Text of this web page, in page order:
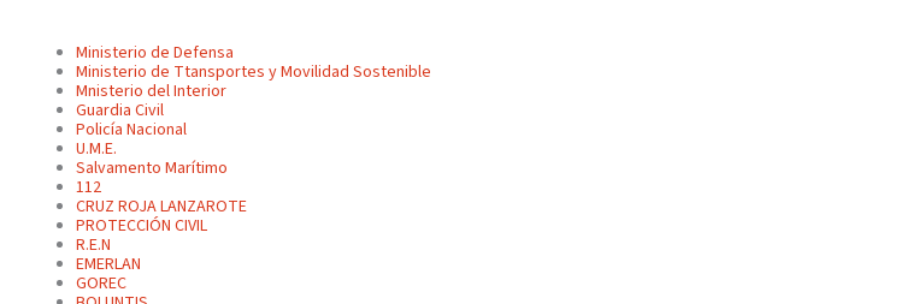
Ministerio de Defensa
Ministerio de Ttansportes y Movilidad Sostenible
Mnisterio del Interior
Guardia Civil
Policía Nacional
U.M.E.
Salvamento Marítimo
112
CRUZ ROJA LANZAROTE
PROTECCIÓN CIVIL
R.E.N
EMERLAN
GOREC